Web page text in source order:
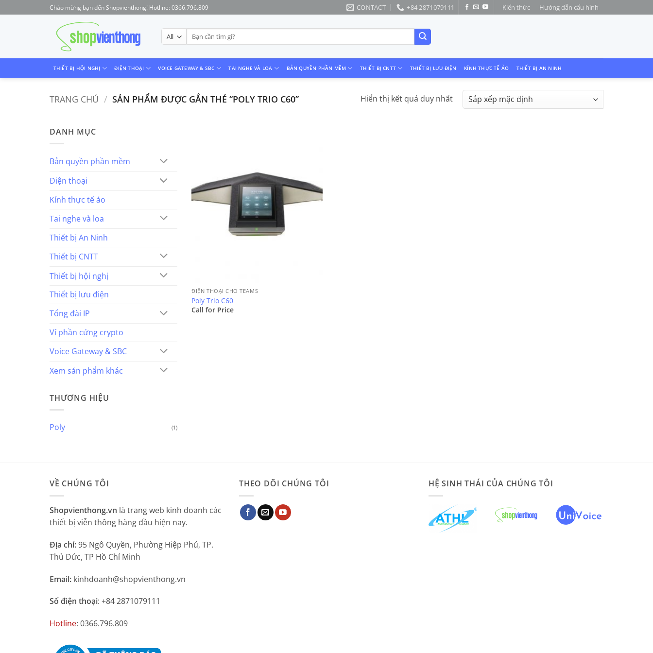
to
Chào mừng bạn đến Shopvienthong! Hotline: 0366.796.809 CONTACT +84 2871079111 Kiến thức Hướng dẫn cấu hình
Tìm
kiếm:
THIẾT BỊ HỘI NGHỊ ĐIỆN THOẠI VOICE GATEWAY & SBC TAI NGHE VÀ LOA BẢN QUYỀN PHẦN MỀM THIẾT BỊ CNTT THIẾT BỊ LƯU ĐIỆN KÍNH THỰC TẾ ẢO THIẾT BỊ AN NINH
TRANG CHỦ / SẢN PHẨM ĐƯỢC GẮN THẺ “POLY TRIO C60” Hiển thị kết quả duy nhất
DANH MỤC
Bản quyền phần mềm
Điện thoại
Kính thực tế ảo
Tai nghe và loa
Thiết bị An Ninh
Thiết bị CNTT
Thiết bị hội nghị
Thiết bị lưu điện
Tổng đài IP
Ví phần cứng crypto
Voice Gateway & SBC
Xem sản phẩm khác
THƯƠNG HIỆU
Poly (1)
ĐIỆN THOẠI CHO TEAMS
Poly Trio C60
Call for Price
VỀ CHÚNG TÔI
Shopvienthong.vn là trang web kinh doanh các
thiết bị viễn thông hàng đầu hiện nay.
Địa chỉ:95 Ngô Quyền, Phường Hiệp Phú, TP.
Thủ Đức, TP Hồ Chí Minh
Email: kinhdoanh@shopvienthong.vn
Số điện thoại: +84 2871079111
Hotline: 0366.796.809
THEO DÕI CHÚNG TÔI HỆ SINH THÁI CỦA CHÚNG TÔI